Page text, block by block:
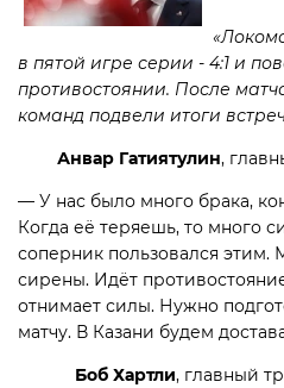
в пятой игре серии - 4:1 и
противостоянии. После
команд подвели итоги
Анвар Гатиятулин,
— У нас было много брака,
Когда её теряешь, то много
соперник пользовался
сирены. Идёт
отнимает силы. Нужно
матчу. В Казани будем
Боб Хартли, главный